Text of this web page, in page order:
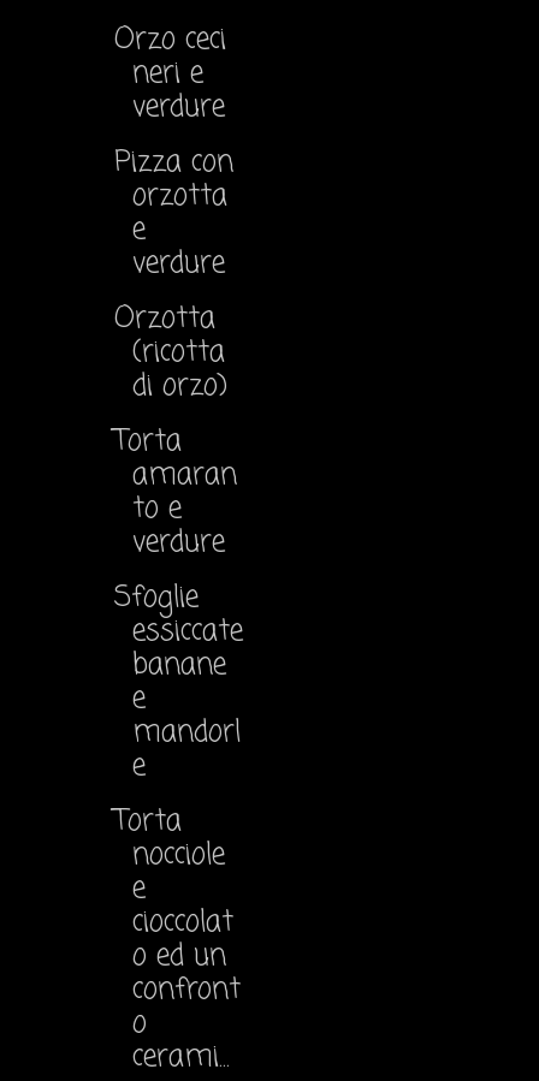
Orzo ceci
neri e
verdure
Pizza con
orzotta
e
verdure
Orzotta
(ricotta
di orzo)
Torta
amaran
to e
verdure
Sfoglie
essiccate
banane
e
mandorl
e
Torta
nocciole
e
cioccolat
o ed un
confront
o
cerami...